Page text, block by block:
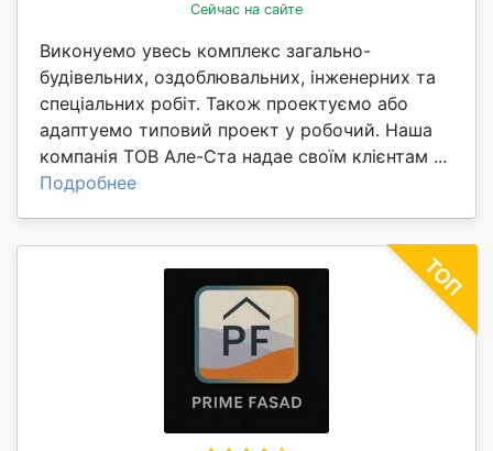
Сейчас на сайте
Виконуемо увесь комплекс загально-
будівельних, оздоблювальних, інженерних та
спеціальних робіт. Також проектуємо або
адаптуемо типовий проект у робочий. Наша
компанія ТОВ Але-Ста надае своїм клієнтам ...
Подробнее